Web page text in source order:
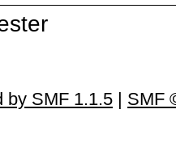
by SMF 1.1.5 | SMF